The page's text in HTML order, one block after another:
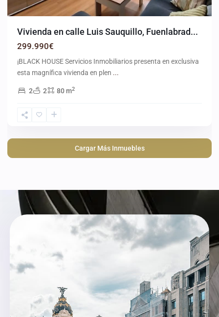
Vivienda en calle Luis Sauquillo, Fuenlabrad...
299.990€
¡BLACK HOUSE Servicios Inmobiliarios presenta en exclusiva
esta magnífica vivienda en plen ...
2 2 80 m2
Cargar Más Inmuebles